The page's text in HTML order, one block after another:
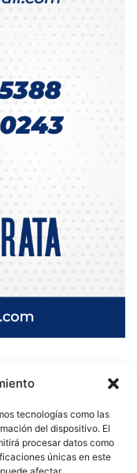
tecnologías como las
del dispositivo. El
procesar datos como
únicas en este
|Defensoría de la